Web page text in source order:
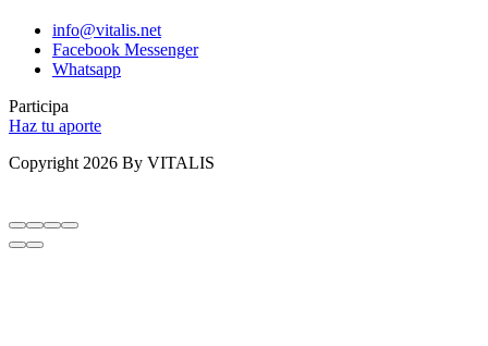
info@vitalis.net
Facebook Messenger
Whatsapp
Participa
Haz tu aporte
Copyright 2026 By VITALIS